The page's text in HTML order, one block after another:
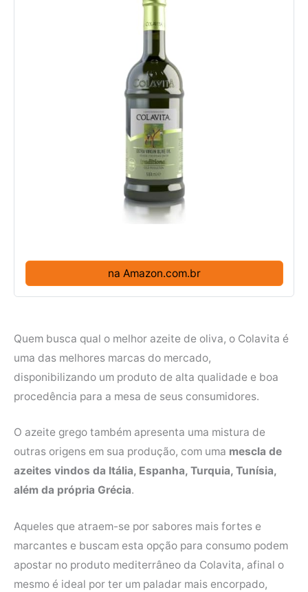
na Amazon.com.br
Quem busca qual o melhor azeite de oliva, o Colavita é
uma das melhores marcas do mercado,
disponibilizando um produto de alta qualidade e boa
procedência para a mesa de seus consumidores.
O azeite grego também apresenta uma mistura de
outras origens em sua produção, com uma mescla de
azeites vindos da Itália, Espanha, Turquia, Tunísia,
além da própria Grécia.
Aqueles que atraem-se por sabores mais fortes e
marcantes e buscam esta opção para consumo podem
apostar no produto mediterrâneo da Colavita, afinal o
mesmo é ideal por ter um paladar mais encorpado,